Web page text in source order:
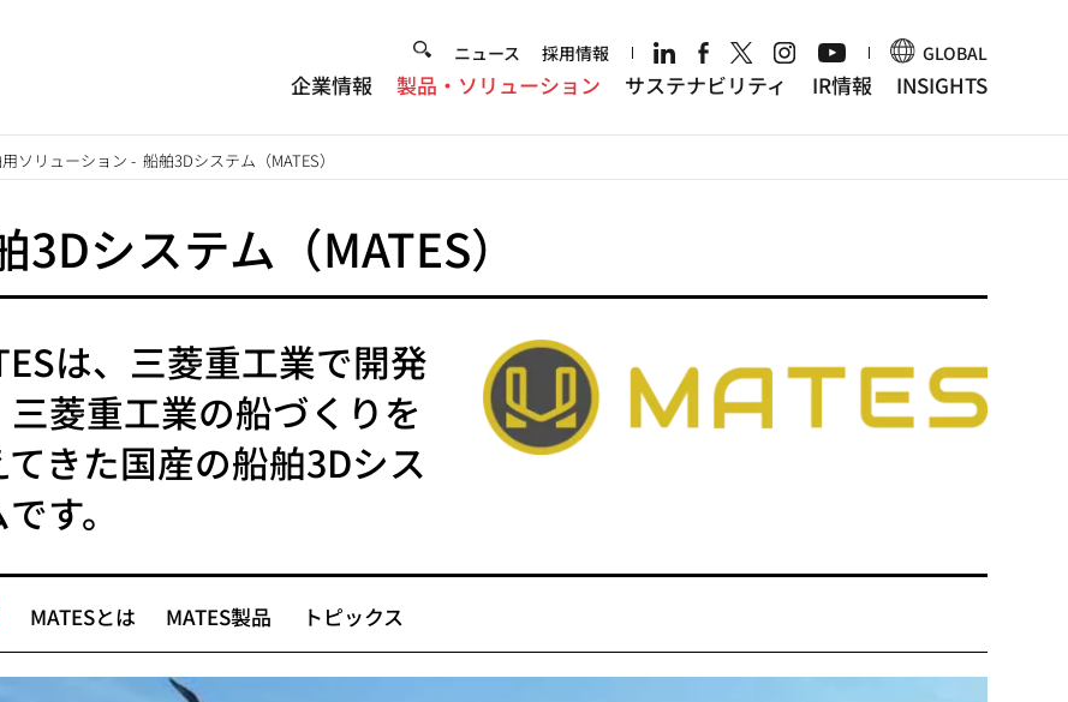
Header
ニュース 採用情報 GLOBAL
企業情報 製品・ソリューション サステナビリティ IR情報 INSIGHTS
ソリューション -船舶3Dシステム（MATES）
3Dシステム（MATES）
は、三菱重工業で開発
三菱重工業の船づくりを
てきた国産の船舶3Dシス
す。
MATESとは MATES製品 トピックス